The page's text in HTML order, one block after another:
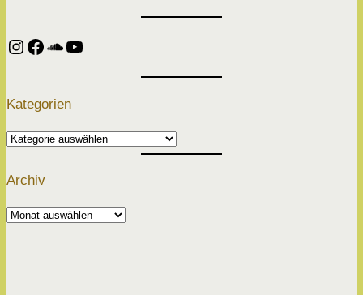
Instagram
Facebook
SoundCloud
YouTube
Kategorien
Kategorien
Archiv
Archiv